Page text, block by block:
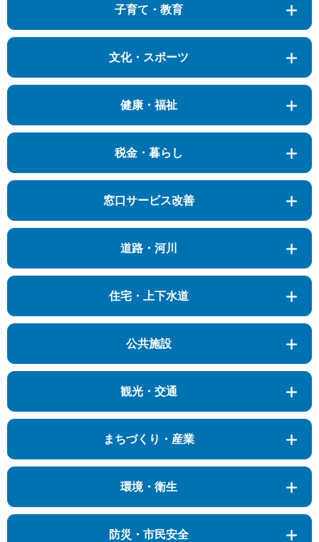
子育て・教育
文化・スポーツ
健康・福祉
税金・暮らし
窓口サービス改善
道路・河川
住宅・上下水道
公共施設
観光・交通
まちづくり・産業
環境・衛生
防災・市民安全